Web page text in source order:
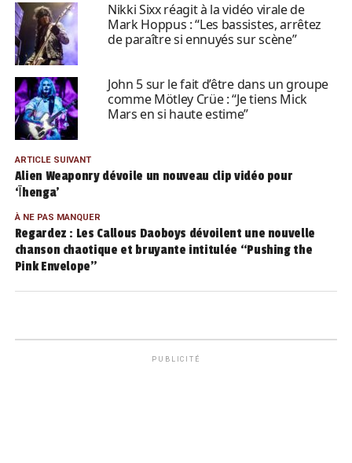
Nikki Sixx réagit à la vidéo virale de
Mark Hoppus : “Les bassistes, arrêtez
de paraître si ennuyés sur scène”
John 5 sur le fait d’être dans un groupe
comme Mötley Crüe : “Je tiens Mick
Mars en si haute estime”
ARTICLE SUIVANT
Alien Weaponry dévoile un nouveau clip vidéo pour
‘Īhenga’
À NE PAS MANQUER
Regardez : Les Callous Daoboys dévoilent une nouvelle
chanson chaotique et bruyante intitulée “Pushing the
Pink Envelope”
PUBLICITÉ